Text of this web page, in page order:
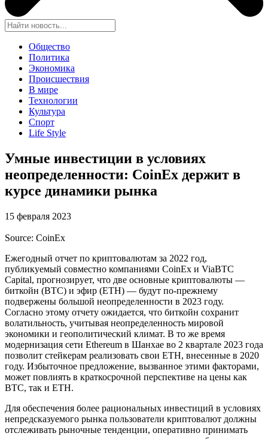
Общество
Политика
Экономика
Происшествия
В мире
Технологии
Культура
Спорт
Life Style
Умные инвестиции в условиях
неопределенности: CoinEx держит в
курсе динамики рынка
15 февраля 2023
Source: CoinEx
Ежегодный отчет по криптовалютам за 2022 год,
публикуемый совместно компаниями CoinEx и ViaBTC
Capital, прогнозирует, что две основные криптовалюты —
биткойн (BTC) и эфир (ETH) — будут по-прежнему
подвержены большой неопределенности в 2023 году.
Согласно этому отчету ожидается, что биткойн сохранит
волатильность, учитывая неопределенность мировой
экономики и геополитический климат. В то же время
модернизация сети Ethereum в Шанхае во 2 квартале 2023 года
позволит стейкерам реализовать свои ETH, внесенные в 2020
году. Избыточное предложение, вызванное этими факторами,
может повлиять в краткосрочной перспективе на цены как
BTC, так и ETH.
Для обеспечения более рациональных инвестиций в условиях
непредсказуемого рынка пользователи криптовалют должны
отслеживать рыночные тенденции, оперативно принимать